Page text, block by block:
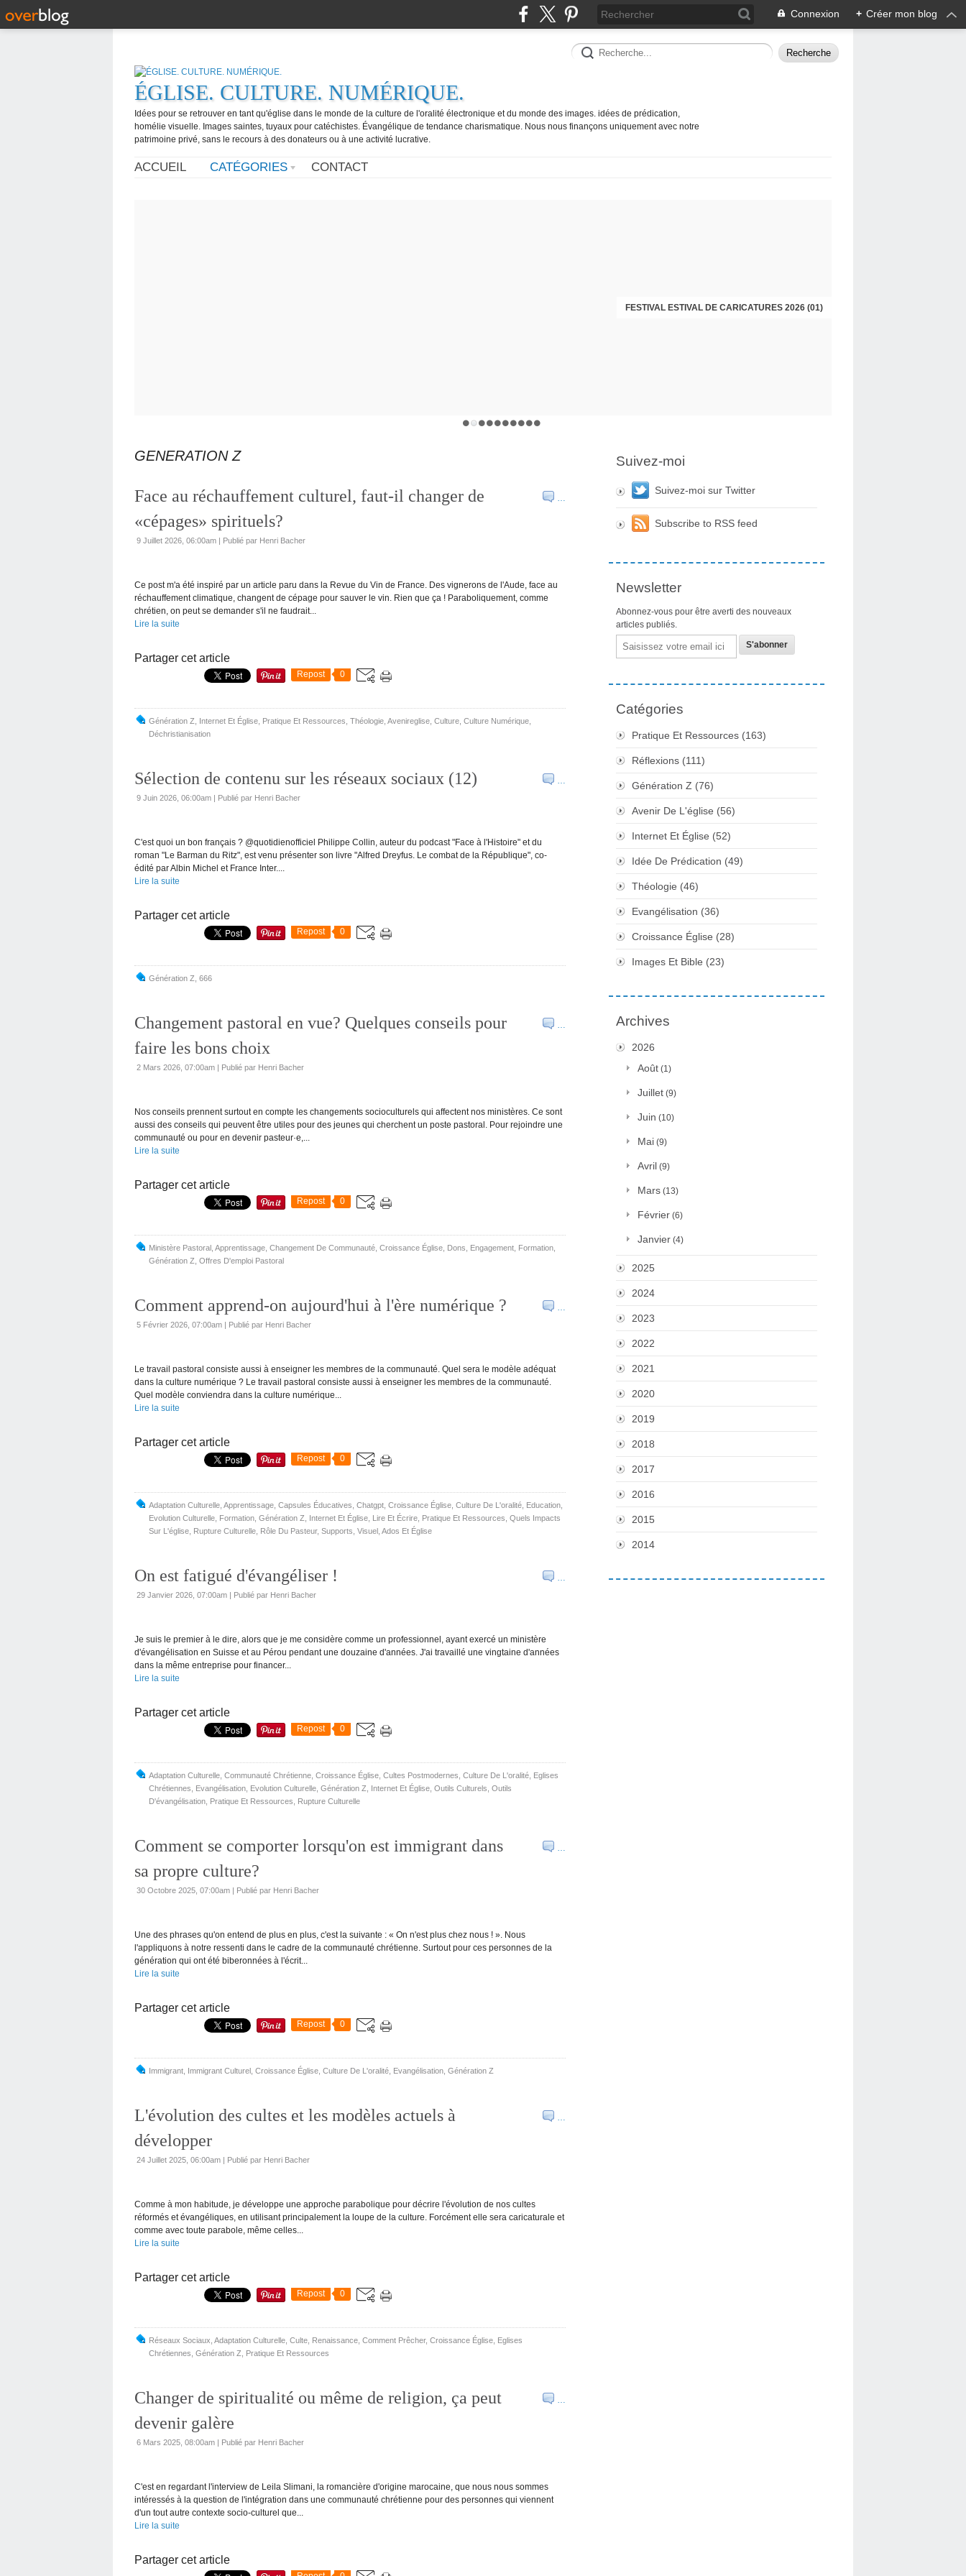
Connexion + Créer mon blog
ÉGLISE. CULTURE. NUMÉRIQUE.
Idées pour se retrouver en tant qu'église dans le monde de la culture de l'oralité électronique et du monde des images. idées de prédication,
homélie visuelle. Images saintes, tuyaux pour catéchistes. Évangélique de tendance charismatique. Nous nous finançons uniquement avec notre
patrimoine privé, sans le recours à des donateurs ou à une activité lucrative.
ACCUEIL CATÉGORIES CONTACT
FESTIVAL ESTIVAL DE CARICATURES 2026 (01)
GENERATION Z
…
Face au réchauffement culturel, faut-il changer de
«cépages» spirituels?
9 Juillet 2026, 06:00am | Publié par Henri Bacher
Ce post m'a été inspiré par un article paru dans la Revue du Vin de France. Des vignerons de l'Aude, face au
réchauffement climatique, changent de cépage pour sauver le vin. Rien que ça ! Paraboliquement, comme
chrétien, on peut se demander s'il ne faudrait...
Lire la suite
Partager cet article
Repost 0
Génération Z Internet Et Église Pratique Et Ressources Théologie Avenireglise Culture Culture Numérique
Déchristianisation
…
Sélection de contenu sur les réseaux sociaux (12)
9 Juin 2026, 06:00am | Publié par Henri Bacher
C'est quoi un bon français ? @quotidienofficiel Philippe Collin, auteur du podcast "Face à l'Histoire" et du
roman "Le Barman du Ritz", est venu présenter son livre "Alfred Dreyfus. Le combat de la République", co-
édité par Albin Michel et France Inter....
Lire la suite
Partager cet article
Repost 0
Génération Z 666
…
Changement pastoral en vue? Quelques conseils pour
faire les bons choix
2 Mars 2026, 07:00am | Publié par Henri Bacher
Nos conseils prennent surtout en compte les changements socioculturels qui affectent nos ministères. Ce sont
aussi des conseils qui peuvent être utiles pour des jeunes qui cherchent un poste pastoral. Pour rejoindre une
communauté ou pour en devenir pasteur·e,...
Lire la suite
Partager cet article
Repost 0
Ministère Pastoral Apprentissage Changement De Communauté Croissance Église Dons Engagement Formation
Génération Z Offres D'emploi Pastoral
…
Comment apprend-on aujourd'hui à l'ère numérique ?
5 Février 2026, 07:00am | Publié par Henri Bacher
Le travail pastoral consiste aussi à enseigner les membres de la communauté. Quel sera le modèle adéquat
dans la culture numérique ? Le travail pastoral consiste aussi à enseigner les membres de la communauté.
Quel modèle conviendra dans la culture numérique...
Lire la suite
Partager cet article
Repost 0
Adaptation Culturelle Apprentissage Capsules Éducatives Chatgpt Croissance Église Culture De L'oralité Education
Evolution Culturelle Formation Génération Z Internet Et Église Lire Et Écrire Pratique Et Ressources Quels Impacts
Sur L'église Rupture Culturelle Rôle Du Pasteur, Supports Visuel Ados Et Église
…
On est fatigué d'évangéliser !
29 Janvier 2026, 07:00am | Publié par Henri Bacher
Je suis le premier à le dire, alors que je me considère comme un professionnel, ayant exercé un ministère
d'évangélisation en Suisse et au Pérou pendant une douzaine d'années. J'ai travaillé une vingtaine d'années
dans la même entreprise pour financer...
Lire la suite
Partager cet article
Repost 0
Adaptation Culturelle Communauté Chrétienne Croissance Église Cultes Postmodernes Culture De L'oralité Eglises
Chrétiennes
Evangélisation Evolution Culturelle Génération Z Internet Et Église Outils Culturels Outils
D'évangélisation Pratique Et Ressources Rupture Culturelle
…
Comment se comporter lorsqu'on est immigrant dans
sa propre culture?
30 Octobre 2025, 07:00am | Publié par Henri Bacher
Une des phrases qu'on entend de plus en plus, c'est la suivante : « On n'est plus chez nous ! ». Nous
l'appliquons à notre ressenti dans le cadre de la communauté chrétienne. Surtout pour ces personnes de la
génération qui ont été biberonnées à l'écrit...
Lire la suite
Partager cet article
Repost 0
Immigrant Immigrant Culturel Croissance Église Culture De L'oralité Evangélisation Génération Z
…
L'évolution des cultes et les modèles actuels à
développer
24 Juillet 2025, 06:00am | Publié par Henri Bacher
Comme à mon habitude, je développe une approche parabolique pour décrire l'évolution de nos cultes
réformés et évangéliques, en utilisant principalement la loupe de la culture. Forcément elle sera caricaturale et
comme avec toute parabole, même celles...
Lire la suite
Partager cet article
Repost 0
Réseaux Sociaux Adaptation Culturelle Culte Renaissance Comment Prêcher, Croissance Église Eglises
Chrétiennes Génération Z Pratique Et Ressources
…
Changer de spiritualité ou même de religion, ça peut
devenir galère
6 Mars 2025, 08:00am | Publié par Henri Bacher
C'est en regardant l'interview de Leila Slimani, la romancière d'origine marocaine, que nous nous sommes
intéressés à la question de l'intégration dans une communauté chrétienne pour des personnes qui viennent
d'un tout autre contexte socio-culturel que...
Lire la suite
Partager cet article
Suivez-moi
Suivez-moi sur Twitter
Subscribe to RSS feed
Newsletter
Abonnez-vous pour être averti des nouveaux
articles publiés.
Email
Catégories
Pratique Et Ressources (163)
Réflexions (111)
Génération Z (76)
Avenir De L'église (56)
Internet Et Église (52)
Idée De Prédication (49)
Théologie (46)
Evangélisation (36)
Croissance Église (28)
Images Et Bible (23)
Archives
2026
Août (1)
Juillet (9)
Juin (10)
Mai (9)
Avril (9)
Mars (13)
Février (6)
Janvier (4)
2025
2024
2023
2022
2021
2020
2019
2018
2017
2016
2015
2014